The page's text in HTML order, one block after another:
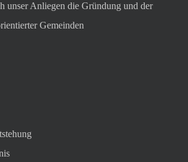
unser Anliegen die Gründung und der
Gemeinden